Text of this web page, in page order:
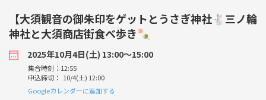
【大須観音の御朱印をゲットとうさぎ神社🐇三ノ輪
神社と大須商店街食べ歩き🍡
2025年10月4日(土) 13:00〜15:00
集合時刻：12:55
申込締切： 10/4(土) 12:00
Googleカレンダーに追加する